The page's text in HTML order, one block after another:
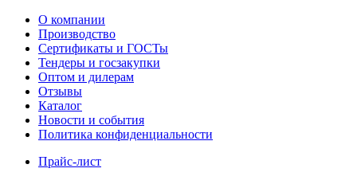
О компании
Производство
Сертификаты и ГОСТы
Тендеры и госзакупки
Оптом и дилерам
Отзывы
Каталог
Новости и события
Политика конфиденциальности
Прайс-лист